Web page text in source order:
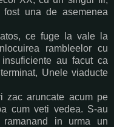
una de asemenea
ce fuge la vale la
rambleelor cu
au facut ca
Unele viaducte
zac aruncate acum pe
cum veti vedea. S-au
in urma un